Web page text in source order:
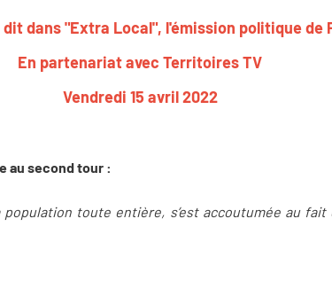
dit dans "Extra Local", l'émission politique de
En partenariat avec Territoires TV
Vendredi 15 avril 2022
au second tour :
population toute entière, s’est accoutumée au